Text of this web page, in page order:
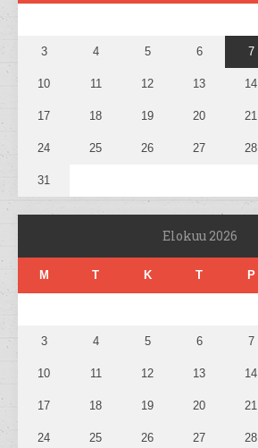
3 4 5 6 7
10 11 12 13 14
17 18 19 20 21
24 25 26 27 28
31
Elokuu 2026
M T K T P
3 4 5 6 7
10 11 12 13 14
17 18 19 20 21
24 25 26 27 28